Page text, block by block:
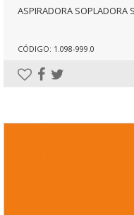
ASPIRADORA SOPLADORA
CÓDIGO: 1.098-999.0